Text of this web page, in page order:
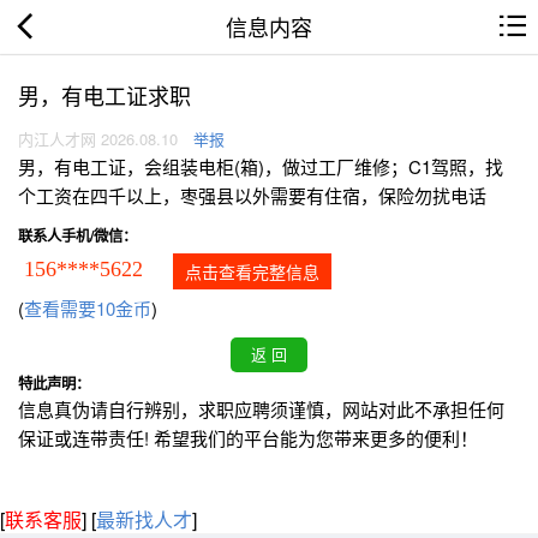
信息内容
男，有电工证求职
内江人才网 2026.08.10 举报
男，有电工证，会组装电柜(箱)，做过工厂维修；C1驾照，找
个工资在四千以上，枣强县以外需要有住宿，保险勿扰电话
联系人手机/微信：
156****5622 点击查看完整信息
(查看需要10金币)
特此声明：
信息真伪请自行辨别，求职应聘须谨慎，网站对此不承担任何
保证或连带责任! 希望我们的平台能为您带来更多的便利！
[联系客服] [最新找人才]